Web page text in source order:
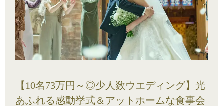
【10名73万円～◎少人数ウエディング】光
あふれる感動挙式＆アットホームな食事会